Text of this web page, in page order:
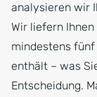
analysieren wir
Wir liefern
mindestens
enthält – was
Entscheidung.